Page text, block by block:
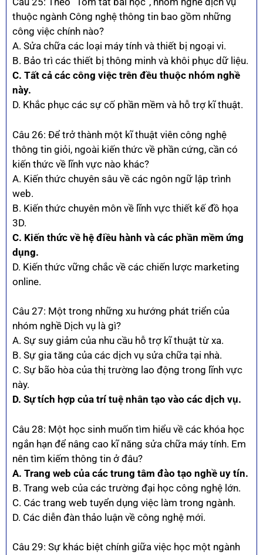
thuộc ngành Công nghệ thông tin bao gồm những
công việc chính nào?
A. Sửa chữa các loại máy tính và thiết bị ngoại vi.
B. Bảo trì các thiết bị thông minh và khôi phục dữ liệu.
C. Tất cả các công việc trên đều thuộc nhóm nghề
này.
D. Khắc phục các sự cố phần mềm và hỗ trợ kĩ thuật.
Câu 26: Để trở thành một kĩ thuật viên công nghệ
thông tin giỏi, ngoài kiến thức về phần cứng, cần có
kiến thức về lĩnh vực nào khác?
A. Kiến thức chuyên sâu về các ngôn ngữ lập trình
web.
B. Kiến thức chuyên môn về lĩnh vực thiết kế đồ họa
3D.
C. Kiến thức về hệ điều hành và các phần mềm ứng
dụng.
D. Kiến thức vững chắc về các chiến lược marketing
online.
Câu 27: Một trong những xu hướng phát triển của
nhóm nghề Dịch vụ là gì?
A. Sự suy giảm của nhu cầu hỗ trợ kĩ thuật từ xa.
B. Sự gia tăng của các dịch vụ sửa chữa tại nhà.
C. Sự bão hòa của thị trường lao động trong lĩnh vực
này.
D. Sự tích hợp của trí tuệ nhân tạo vào các dịch vụ.
Câu 28: Một học sinh muốn tìm hiểu về các khóa học
ngắn hạn để nâng cao kĩ năng sửa chữa máy tính. Em
nên tìm kiếm thông tin ở đâu?
A. Trang web của các trung tâm đào tạo nghề uy tín.
B. Trang web của các trường đại học công nghệ lớn.
C. Các trang web tuyển dụng việc làm trong ngành.
D. Các diễn đàn thảo luận về công nghệ mới.
Câu 29: Sự khác biệt chính giữa việc học một ngành